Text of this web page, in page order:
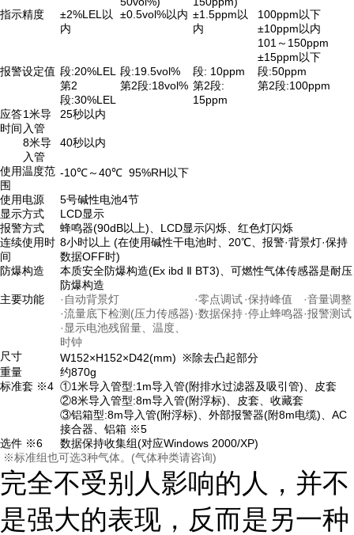
指示精度
±2%LEL以
内
±0.5vol%以内 ±1.5ppm以
内
100ppm以下
±10ppm以内
101～150ppm
±15ppm以下
报警设定值 段:20%LEL
第2
段:30%LEL
段:19.5vol%
第2段:18vol%
段: 10ppm
第2段:
15ppm
段:50ppm
第2段:100ppm
应答
时间
1米导
入管
25秒以内
8米导
入管
40秒以内
使用温度范
围
-10℃～40℃ 95%RH以下
使用电源
5号碱性电池4节
显示方式
LCD显示
报警方式
蜂鸣器(90dB以上)、LCD显示闪烁、红色灯闪烁
连续使用时
间
8小时以上 (在使用碱性干电池时、20℃、报警·背景灯·保持
数据OFF时)
防爆构造
本质安全防爆构造(Ex ibd Ⅱ BT3)、可燃性气体传感器是耐压
防爆构造
主要功能
·自动背景灯
·流量底下检测(压力传感器)
·显示电池残留量、温度、
时钟
·零点调试
·数据保持
·保持峰值
·停止蜂鸣器
·音量调整
·报警测试
尺寸
W152×H152×D42(mm) ※除去凸起部分
重量
约870g
标准套 ※4 ①1米导入管型:1m导入管(附排水过滤器及吸引管)、皮套
②8米导入管型:8m导入管(附浮标)、皮套、收藏套
③铝箱型:8m导入管(附浮标)、外部报警器(附8m电缆)、AC
接合器、铝箱 ※5
选件 ※6
数据保持收集组(对应Windows 2000/XP)
※标准组也可选3种气体。(气体种类请咨询)
完全不受别人影响的人，并不
是强大的表现，反而是另一种